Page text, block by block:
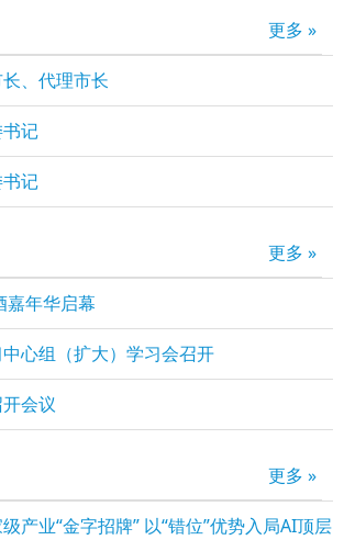
更多 »
、代理市长
记
记
更多 »
嘉年华启幕
心组（扩大）学习会召开
会议
更多 »
产业“金字招牌” 以“错位”优势入局AI顶层